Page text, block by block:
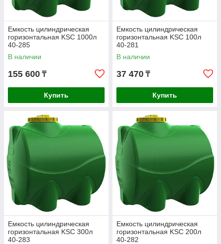
Емкость цилиндрическая
горизонтальная KSC 1000л
40-285
В наличии
155 600 ₸
Купить
Емкость цилиндрическая
горизонтальная KSC 100л
40-281
В наличии
37 470 ₸
Купить
Емкость цилиндрическая
горизонтальная KSC 300л
40-283
Емкость цилиндрическая
горизонтальная KSC 200л
40-282